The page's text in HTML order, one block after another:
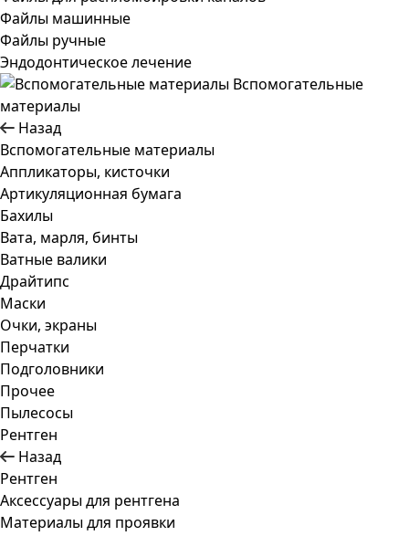
Файлы машинные
Файлы ручные
Эндодонтическое лечение
Вспомогательные
материалы
Назад
Вспомогательные материалы
Аппликаторы, кисточки
Артикуляционная бумага
Бахилы
Вата, марля, бинты
Ватные валики
Драйтипс
Маски
Очки, экраны
Перчатки
Подголовники
Прочее
Пылесосы
Рентген
Назад
Рентген
Аксессуары для рентгена
Материалы для проявки